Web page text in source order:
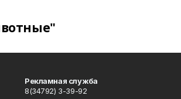
Рекламная служба
8(34792) 3-39-92